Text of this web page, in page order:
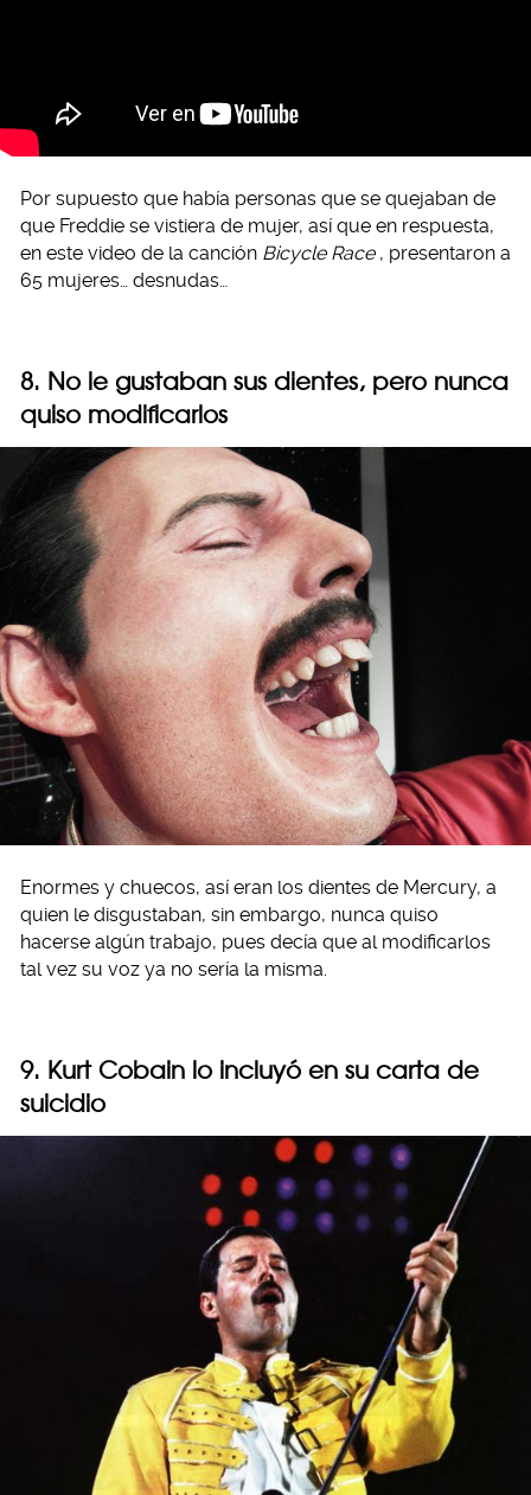
Por supuesto que había personas que se quejaban de
que Freddie se vistiera de mujer, así que en respuesta,
en este video de la canción Bicycle Race , presentaron a
65 mujeres… desnudas…
8. No le gustaban sus dientes, pero nunca
quiso modificarlos
Enormes y chuecos, así eran los dientes de Mercury, a
quien le disgustaban, sin embargo, nunca quiso
hacerse algún trabajo, pues decía que al modificarlos
tal vez su voz ya no sería la misma.
9. Kurt Cobain lo incluyó en su carta de
suicidio